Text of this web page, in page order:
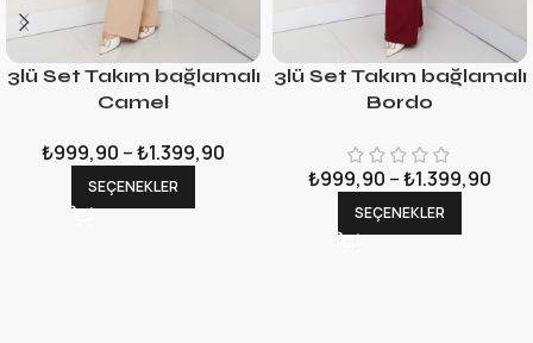
3lü Set Takım bağlamalı
Camel
₺999,90 –₺1.399,90
SEÇENEKLER
3lü Set Takım bağlamalı
Bordo
₺999,90 –₺1.399,90
SEÇENEKLER